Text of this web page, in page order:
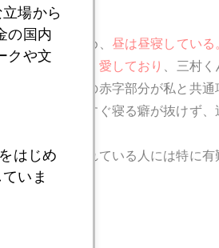
りを言うため、 昼は昼寝している
まくらをこよなく愛しており 、三村く
ローガン。この赤字部分が私と共通
頃から食べてすぐ寝る癖が抜けず、
トレスに晒されている人には特に有
場から
の国内
クや文
はじめ
いま